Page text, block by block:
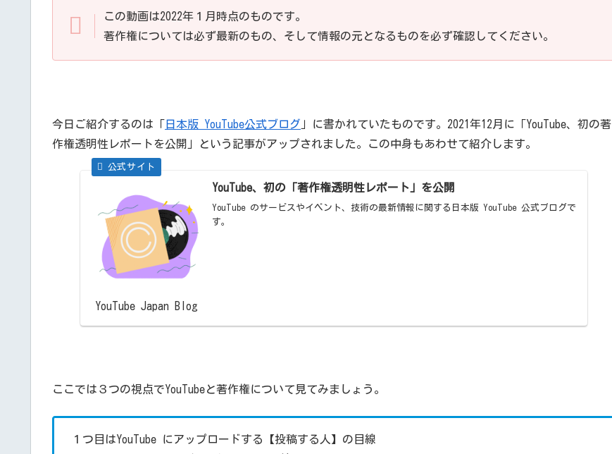
この動画は2022年１月時点のものです。
著作権については必ず最新のもの、そして情報の元となるものを必ず確認してください。
今日ご紹介するのは「 日本版 YouTube公式ブログ 」に書かれていたものです。2021年12月に「YouTube、初の著
作権透明性レポートを公開」という記事がアップされました。この中身もあわせて紹介します。
YouTube、初の「著作権透明性レポート」を公開
YouTube のサービスやイベント、技術の最新情報に関する日本版 YouTube 公式ブログで
す。
YouTube Japan Blog
ここでは３つの視点でYouTubeと著作権について見てみましょう。
１つ目はYouTube にアップロードする【投稿する人】の目線